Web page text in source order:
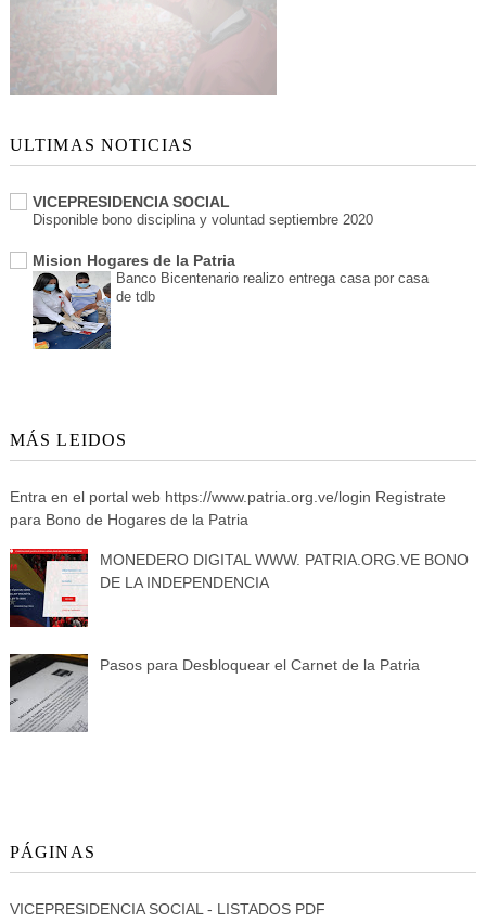
ULTIMAS NOTICIAS
VICEPRESIDENCIA SOCIAL
Disponible bono disciplina y voluntad septiembre 2020
Mision Hogares de la Patria
Banco Bicentenario realizo entrega casa por casa
de tdb
MÁS LEIDOS
Entra en el portal web https://www.patria.org.ve/login Registrate
para Bono de Hogares de la Patria
MONEDERO DIGITAL WWW. PATRIA.ORG.VE BONO
DE LA INDEPENDENCIA
Pasos para Desbloquear el Carnet de la Patria
PÁGINAS
VICEPRESIDENCIA SOCIAL - LISTADOS PDF